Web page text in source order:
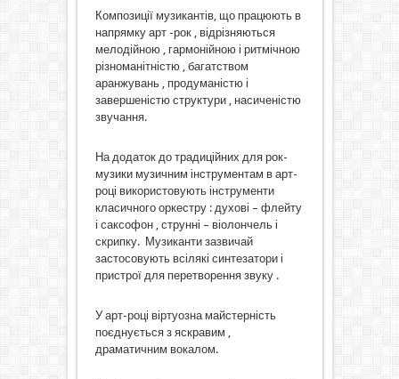
Композиції музикантів, що працюють в
напрямку арт -рок , відрізняються
мелодійною , гармонійною і ритмічною
різноманітністю , багатством
аранжувань , продуманістю і
завершеністю структури , насиченістю
звучання.
На додаток до традиційних для рок-
музики музичним інструментам в арт-
році використовують інструменти
класичного оркестру : духові – флейту
і саксофон , струнні – віолончель і
скрипку. Музиканти зазвичай
застосовують всілякі синтезатори і
пристрої для перетворення звуку .
У арт-році віртуозна майстерність
поєднується з яскравим ,
драматичним вокалом.